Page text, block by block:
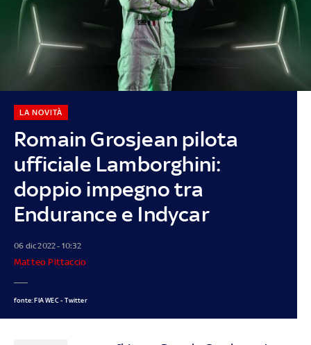
Romain Grosjean pilota
ufficiale Lamborghini:
doppio impegno tra
Endurance e Indycar
LA NOVITÀ
06 dic 2022 - 10:32
Matteo Pittaccio
fonte: FIA WEC - Twitter